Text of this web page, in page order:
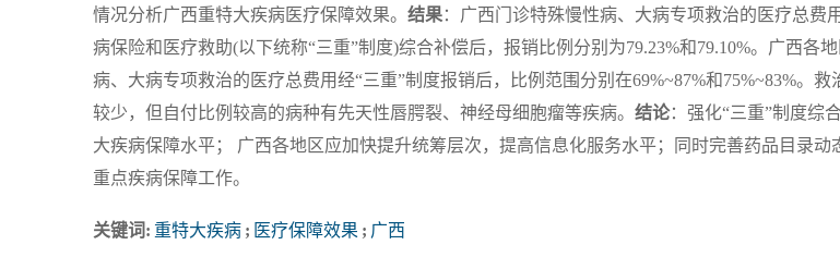
情况分析广西重特大疾病医疗保障效果。 结果：广西门诊特殊慢性病、大病专项救治的医疗总费
病保险和医疗救助(以下统称“三重”制度)综合补偿后，报销比例分别为79.23%和79.10%。广西各
病、大病专项救治的医疗总费用经“三重”制度报销后，比例范围分别在69%~87%和75%~83%。救
较少，但自付比例较高的病种有先天性唇腭裂、神经母细胞瘤等疾病。 结论：强化“三重”制度综
大疾病保障水平； 广西各地区应加快提升统筹层次，提高信息化服务水平；同时完善药品目录动
重点疾病保障工作。
关键词: 重特大疾病 ; 医疗保障效果 ; 广西